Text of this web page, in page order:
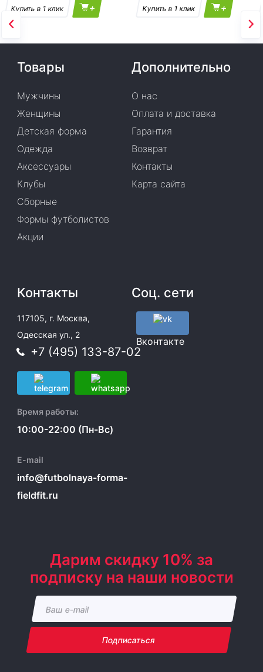
+ +
Товары
Мужчины
Женщины
Детская форма
Одежда
Аксессуары
Клубы
Сборные
Формы футболистов
Акции
Дополнительно
О нас
Оплата и доставка
Гарантия
Возврат
Контакты
Карта сайта
Контакты
117105, г. Москва,
Одесская ул., 2
+7 (495) 133-87-02
Время работы:
10:00-22:00 (Пн-Вс)
E-mail
info@futbolnaya-forma-
fieldfit.ru
Соц. сети
Вконтакте
Дарим скидку 10% за
подписку на наши новости
Подписаться